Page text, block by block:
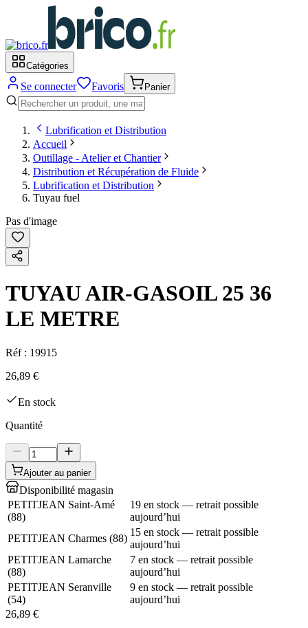
Catégories
Se connecter Favoris Panier
Lubrification et Distribution
Accueil
Outillage - Atelier et Chantier
Distribution et Récupération de Fluide
Lubrification et Distribution
Tuyau fuel
Pas d'image
TUYAU AIR-GASOIL 25 36
LE METRE
Réf : 19915
26,89 €
En stock
Quantité
Ajouter au panier
Disponibilité magasin
PETITJEAN Saint-Amé
(88)
19 en stock — retrait possible
aujourd’hui
PETITJEAN Charmes (88)
15 en stock — retrait possible
aujourd’hui
PETITJEAN Lamarche
(88)
7 en stock — retrait possible
aujourd’hui
PETITJEAN Seranville
(54)
9 en stock — retrait possible
aujourd’hui
26,89 €